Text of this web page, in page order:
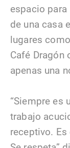
espacio
de una casa
lugares
Café Dragón
apenas una
“Siempre es
trabajo
receptivo.